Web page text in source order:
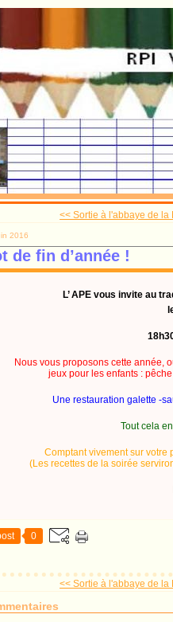
<< Sortie à l'abbaye de la
2016
de fin d’année !
L’ APE vous invite au
Nous vous proposons cette année,
jeux pour les enfants :
Une restauration galette -
Tout cela
Comptant vivement sur votre
(Les recettes de la soirée
0
<< Sortie à l'abbaye de la